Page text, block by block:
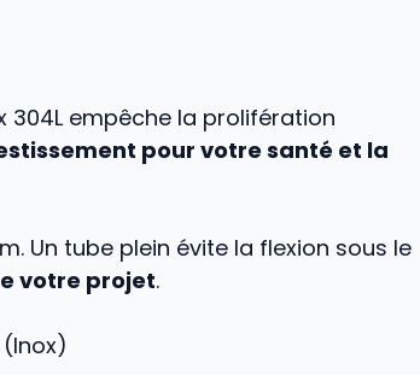
304L empêche la prolifération
pour votre santé et la
Un tube plein évite la flexion sous le
votre projet.